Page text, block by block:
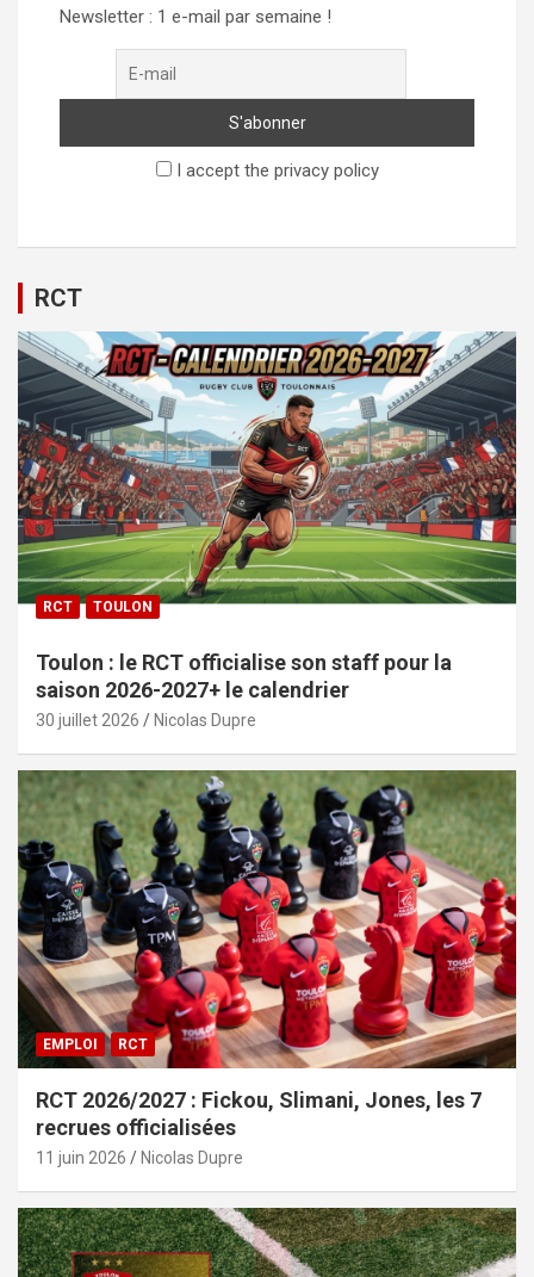
Newsletter : 1 e-mail par semaine !
I accept the privacy policy
RCT
RCT TOULON
Toulon : le RCT officialise son staff pour la
saison 2026-2027+ le calendrier
30 juillet 2026 Nicolas Dupre
EMPLOI RCT
RCT 2026/2027 : Fickou, Slimani, Jones, les 7
recrues officialisées
11 juin 2026 Nicolas Dupre